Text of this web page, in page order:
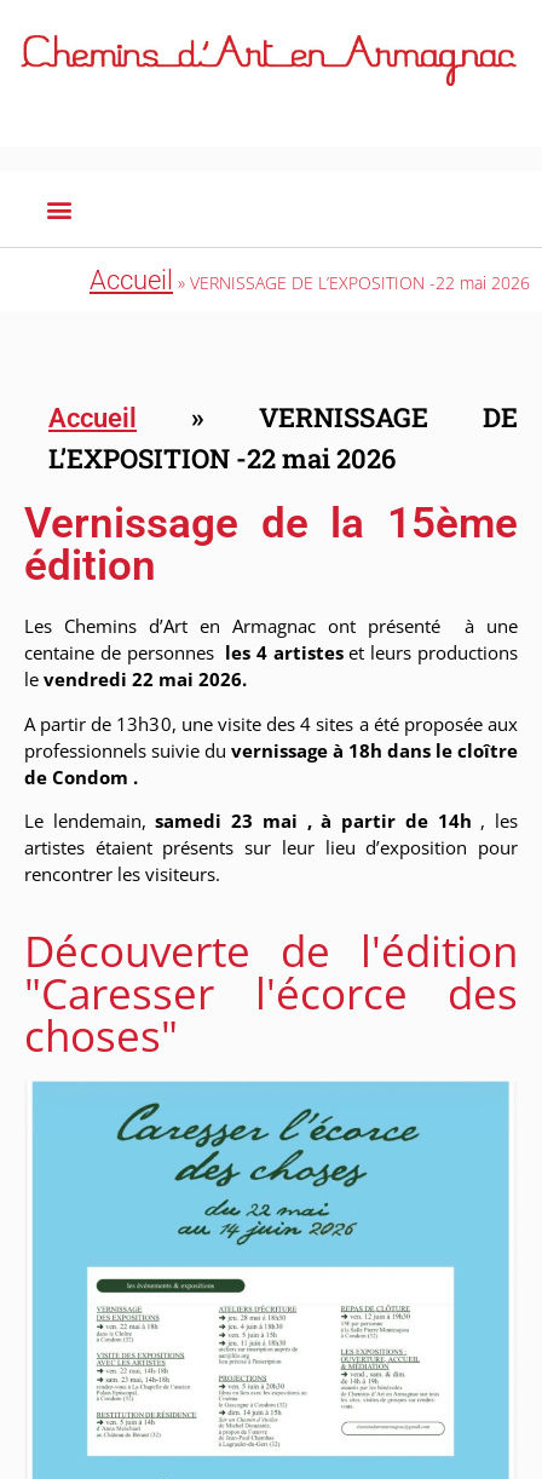
Accueil » VERNISSAGE DE L’EXPOSITION -22 mai 2026
Accueil » VERNISSAGE DE
L’EXPOSITION -22 mai 2026
Vernissage de la 15ème
édition
Les Chemins d’Art en Armagnac ont présenté à une
centaine de personnes les 4 artisteset leurs productions
le vendredi 22 mai 2026.
A partir de 13h30, une visite des 4 sites a été proposée aux
professionnels suivie du vernissage à 18h dans le cloître
de Condom .
Le lendemain,samedi 23 mai , à partir de 14h , les
artistes étaient présents sur leur lieu d’exposition pour
rencontrer les visiteurs.
Découverte de l'édition
"Caresser l'écorce des
choses"